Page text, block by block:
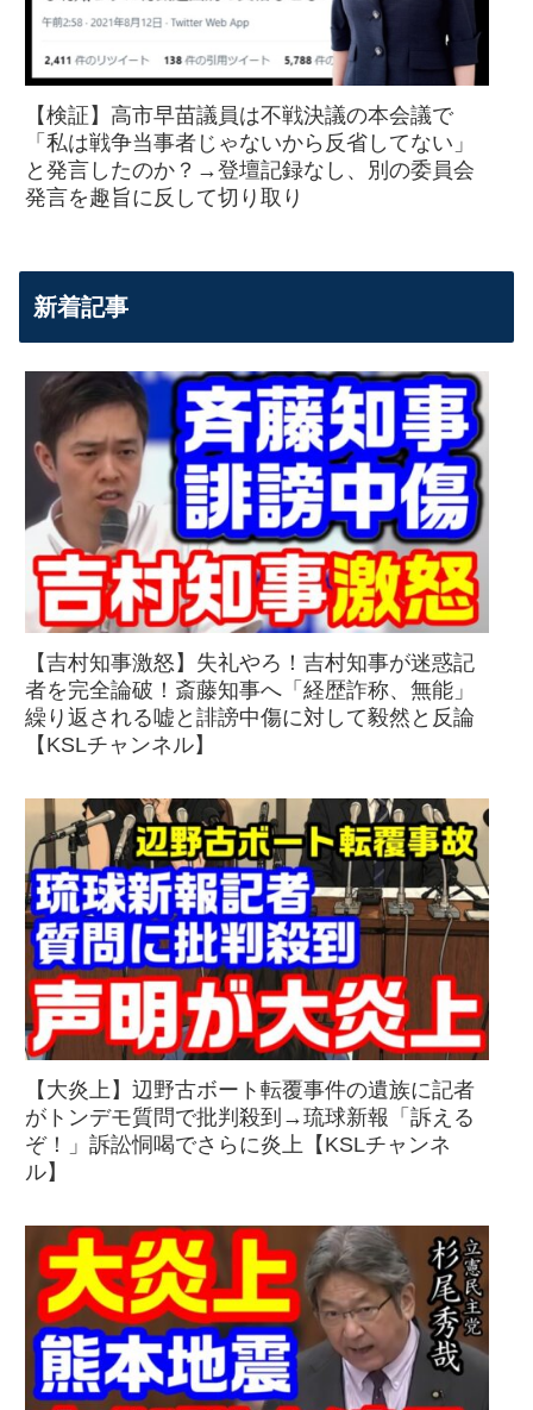
【検証】高市早苗議員は不戦決議の本会議で
「私は戦争当事者じゃないから反省してない」
と発言したのか？→登壇記録なし、別の委員会
発言を趣旨に反して切り取り
新着記事
【吉村知事激怒】失礼やろ！吉村知事が迷惑記
者を完全論破！斎藤知事へ「経歴詐称、無能」
繰り返される嘘と誹謗中傷に対して毅然と反論
【KSLチャンネル】
【大炎上】辺野古ボート転覆事件の遺族に記者
がトンデモ質問で批判殺到→琉球新報「訴える
ぞ！」訴訟恫喝でさらに炎上【KSLチャンネ
ル】